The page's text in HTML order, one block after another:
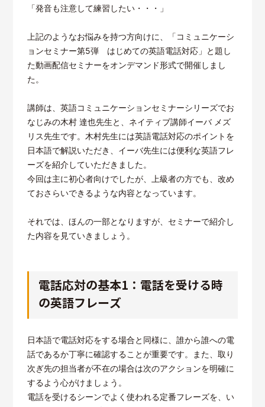
「発音も注意して練習したい・・・」
上記のようなお悩みを持つ方向けに、「コミュニケーシ
ョンセミナー第5弾 はじめての英語電話対応」と題し
た動画配信セミナーをオンデマンド形式で開催しまし
た。
講師は、英語コミュニケーションセミナーシリーズでお
なじみの木村 達也先生と、ネイティブ講師イーバ メズ
リス先生です。木村先生には英語電話対応のポイントを
日本語で解説いただき、イーバ先生には便利な英語フレ
ーズを紹介していただきました。
今回は主に初心者向けでしたが、上級者の方でも、改め
ておさらいできるような内容となっています。
それでは、ほんの一部となりますが、セミナーで紹介し
た内容を見ていきましょう。
電話応対の基本1：電話を受ける時
の英語フレーズ
日本語で電話対応をする場合と同様に、誰から誰への電
話であるか丁寧に確認することが重要です。また、取り
次ぎ先の担当者が不在の場合は次のアクションを明確に
するよう心がけましょう。
電話を受けるシーンでよく使われる定番フレーズを、い